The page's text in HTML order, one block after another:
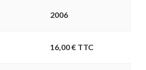
2006
16,00 € TTC